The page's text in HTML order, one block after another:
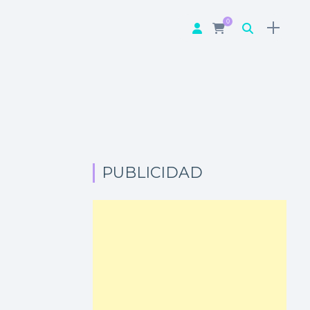
0
PUBLICIDAD